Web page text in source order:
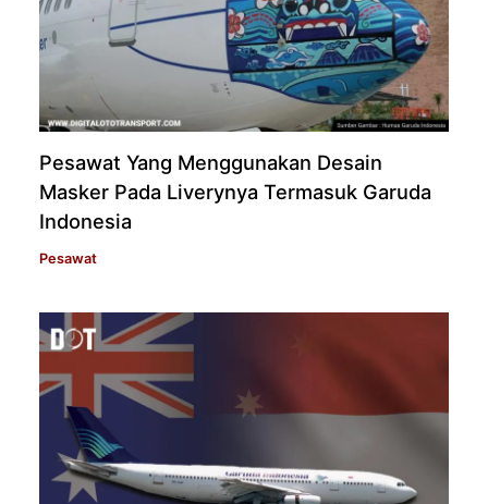
Pesawat Yang Menggunakan Desain
Masker Pada Liverynya Termasuk Garuda
Indonesia
Pesawat